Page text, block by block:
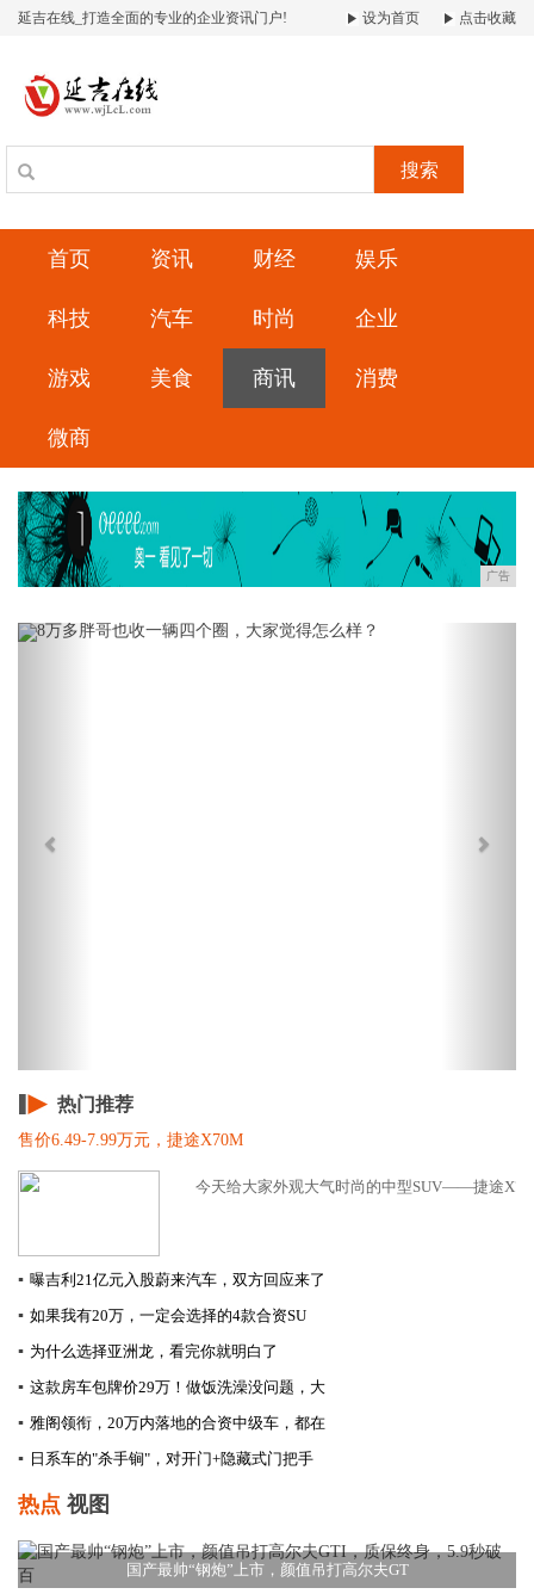
延吉在线_打造全面的专业的企业资讯门户! 设为首页 点击收藏
搜索
首页 资讯 财经 娱乐
科技 汽车 时尚 企业
游戏 美食 商讯 消费
微商
广告
Previous
热门推荐
售价6.49-7.99万元，捷途X70M
今天给大家外观大气时尚的中型SUV——捷途
▪ 曝吉利21亿元入股蔚来汽车，双方回应来了
▪ 如果我有20万，一定会选择的4款合资SU
▪ 为什么选择亚洲龙，看完你就明白了
▪ 这款房车包牌价29万！做饭洗澡没问题，大
▪ 雅阁领衔，20万内落地的合资中级车，都在
▪ 日系车的"杀手锏"，对开门+隐藏式门把手
热点 视图
国产最帅“钢炮”上市，颜值吊打高尔夫GT